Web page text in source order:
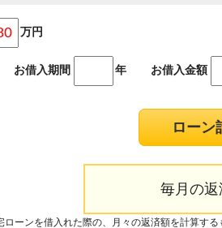
万円
お借入期間 年 お借入金額
毎月の
ーンを借入れた際の、月々の返済額を計算する